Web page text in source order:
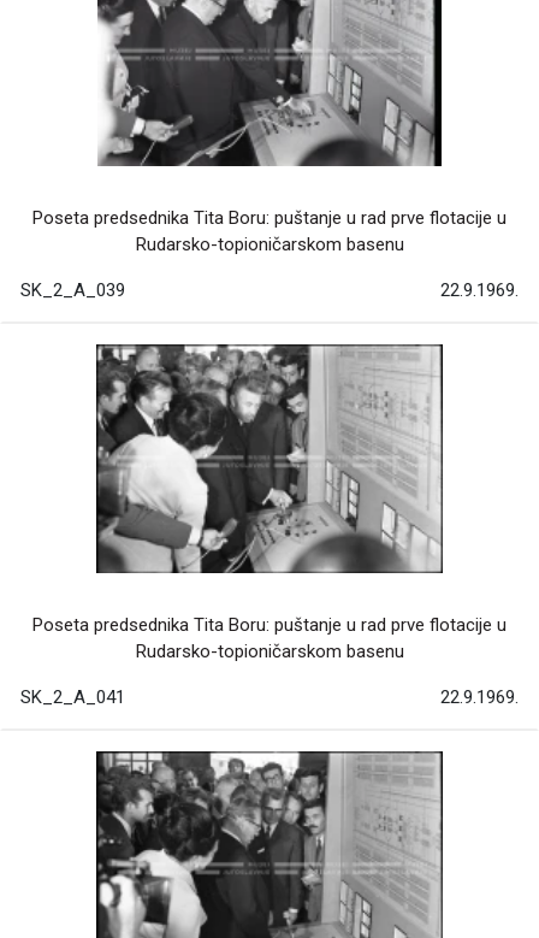
Poseta predsednika Tita Boru: puštanje u rad prve flotacije u
Rudarsko-topioničarskom basenu
SK_2_A_039 22.9.1969.
Poseta predsednika Tita Boru: puštanje u rad prve flotacije u
Rudarsko-topioničarskom basenu
SK_2_A_041 22.9.1969.